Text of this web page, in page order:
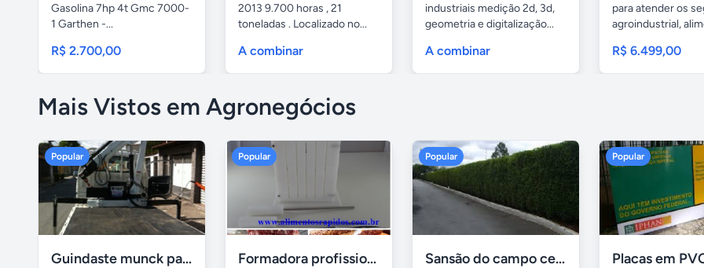
Gasolina 7hp 4t Gmc 7000-
1 Garthen -...
R$ 2.700,00
2013 9.700 horas , 21
toneladas . Localizado no...
A combinar
industriais medição 2d, 3d,
geometria e digitalização...
A combinar
para atender os
agroindustrial,
R$ 6.499,00
Mais Vistos em Agronegócios
Popular
Guindaste munck para 2 toneladas
Popular
Formadora profissional carne
Popular
Sansão do campo cerca viva por 0,65 á muda
Popular